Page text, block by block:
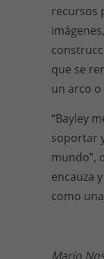
recursos
que se
un arco
“Bayley
soportar
mundo”,
encauza
como
Mario